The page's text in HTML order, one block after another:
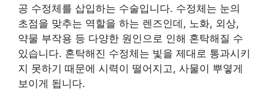
공 수정체를 삽입하는 수술입니다. 수정체는 눈의
초점을 맞추는 역할을 하는 렌즈인데, 노화, 외상,
약물 부작용 등 다양한 원인으로 인해 혼탁해질 수
있습니다. 혼탁해진 수정체는 빛을 제대로 통과시키
지 못하기 때문에 시력이 떨어지고, 사물이 뿌옇게
보이게 됩니다.